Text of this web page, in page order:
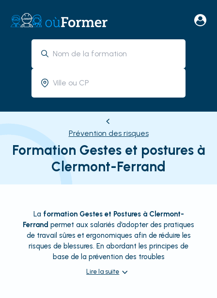
Prévention des risques
Formation Gestes et postures à
Clermont-Ferrand
La formation Gestes et Postures à Clermont-
Ferrand permet aux salariés d’adopter des pratiques
de travail sûres et ergonomiques afin de réduire les
risques de blessures. En abordant les principes de
base de la prévention des troubles
Lire la suite